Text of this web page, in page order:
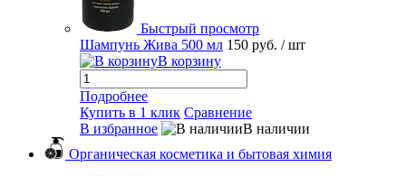
Быстрый просмотр
Шампунь Жива 500 мл 150 руб. / шт
В корзину
Подробнее
Купить в 1 клик Сравнение
В избранное
В наличии
Органическая косметика и бытовая химия